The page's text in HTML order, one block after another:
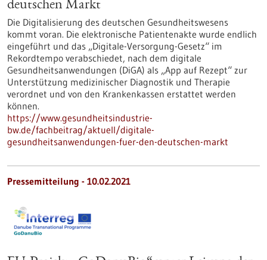
deutschen Markt
Die Digitalisierung des deutschen Gesundheitswesens
kommt voran. Die elektronische Patientenakte wurde endlich
eingeführt und das „Digitale-Versorgung-Gesetz“ im
Rekordtempo verabschiedet, nach dem digitale
Gesundheitsanwendungen (DiGA) als „App auf Rezept“ zur
Unterstützung medizinischer Diagnostik und Therapie
verordnet und von den Krankenkassen erstattet werden
können.
https://www.gesundheitsindustrie-
bw.de/fachbeitrag/aktuell/digitale-
gesundheitsanwendungen-fuer-den-deutschen-markt
Pressemitteilung - 10.02.2021